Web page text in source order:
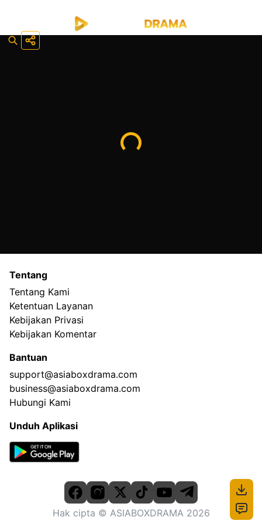
Tentang
Tentang Kami
Ketentuan Layanan
Kebijakan Privasi
Kebijakan Komentar
Bantuan
support@asiaboxdrama.com
business@asiaboxdrama.com
Hubungi Kami
Unduh Aplikasi
Hak cipta © ASIABOXDRAMA 2026